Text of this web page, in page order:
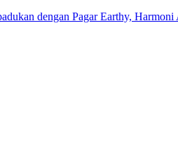
dengan Pagar Earthy, Harmoni